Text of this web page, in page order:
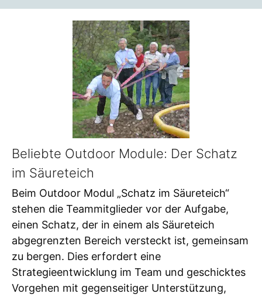
Beliebte Outdoor Module: Der Schatz
im Säureteich
Beim Outdoor Modul „Schatz im Säureteich“
stehen die Teammitglieder vor der Aufgabe,
einen Schatz, der in einem als Säureteich
abgegrenzten Bereich versteckt ist, gemeinsam
zu bergen. Dies erfordert eine
Strategieentwicklung im Team und geschicktes
Vorgehen mit gegenseitiger Unterstützung,